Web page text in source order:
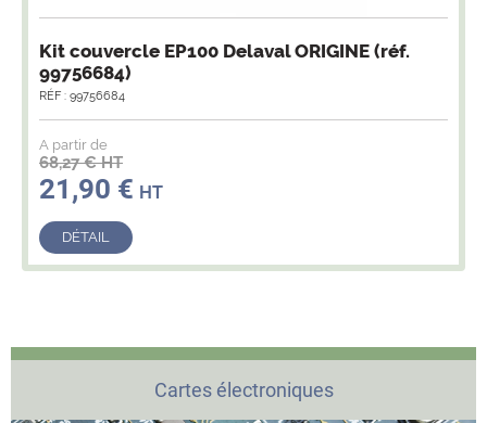
Kit couvercle EP100 Delaval ORIGINE (réf.
99756684)
RÉF : 99756684
A partir de
68,27 € HT
21,90 € HT
DÉTAIL
Cartes électroniques